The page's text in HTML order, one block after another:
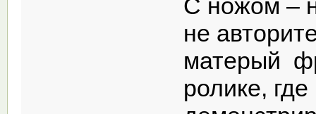
С ножом –
не
матерый
ролике,